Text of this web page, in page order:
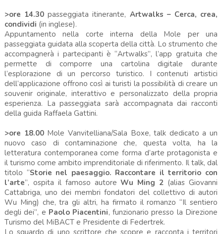
>ore 14.30passeggiata itinerante, Artwalks – Cerca, crea,
condividi (in inglese).
Appuntamento nella corte interna della Mole per una
passeggiata guidata alla scoperta della città. Lo strumento che
accompagnerà i partecipanti è “Artwalks”, l’app gratuita che
permette di comporre una cartolina digitale durante
l’esplorazione di un percorso turistico. I contenuti artistici
dell’applicazione offrono così ai turisti la possibilità di creare un
souvenir originale, interattivo e personalizzato della propria
esperienza. La passeggiata sarà accompagnata dai racconti
della guida Raffaela Gattini.
>ore 18.00 Mole Vanvitelliana/Sala Boxe, talk dedicato a un
nuovo caso di contaminazione che, questa volta, ha la
letteratura contemporanea come forma d’arte protagonista e
il turismo come ambito imprenditoriale di riferimento. Il talk, dal
titolo “Storie nel paesaggio. Raccontare il territorio con
l’arte”, ospita il famoso autore Wu Ming 2 (alias Giovanni
Cattabriga, uno dei membri fondatori del collettivo di autori
Wu Ming) che, tra gli altri, ha firmato il romanzo “Il sentiero
degli dei”, e Paolo Piacentini, funzionario presso la Direzione
Turismo del MiBACT e Presidente di Federtrek.
Lo sguardo di uno scrittore che scopre e racconta i territori